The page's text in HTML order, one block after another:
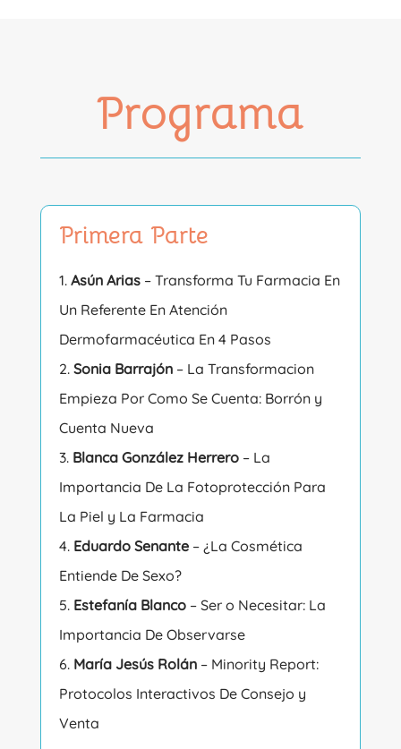
Programa
Primera Parte
Asún Arias– Transforma Tu Farmacia En
Un Referente En Atención
Dermofarmacéutica En 4 Pasos
Sonia Barrajón– La Transformacion
Empieza Por Como Se Cuenta: Borrón y
Cuenta Nueva
Blanca González Herrero– La
Importancia De La Fotoprotección Para
La Piel y La Farmacia
Eduardo Senante– ¿La Cosmética
Entiende De Sexo?
Estefanía Blanco– Ser o Necesitar: La
Importancia De Observarse
María Jesús Rolán– Minority Report:
Protocolos Interactivos De Consejo y
Venta